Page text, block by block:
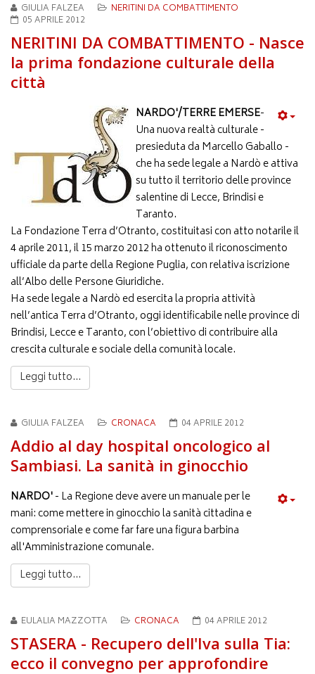
GIULIA FALZEA
NERITINI DA COMBATTIMENTO
05 APRILE 2012
NERITINI DA COMBATTIMENTO - Nasce
la prima fondazione culturale della
città
NARDO'/TERRE EMERSE-
Una nuova realtà culturale -
presieduta da Marcello Gaballo -
che ha sede legale a Nardò e attiva
su tutto il territorio delle province
salentine di Lecce, Brindisi e
Taranto.
La Fondazione Terra d’Otranto, costituitasi con atto notarile il
4 aprile 2011, il 15 marzo 2012 ha ottenuto il riconoscimento
ufficiale da parte della Regione Puglia, con relativa iscrizione
all’Albo delle Persone Giuridiche.
Ha sede legale a Nardò ed esercita la propria attività
nell’antica Terra d’Otranto, oggi identificabile nelle province di
Brindisi, Lecce e Taranto, con l’obiettivo di contribuire alla
crescita culturale e sociale della comunità locale.
Leggi tutto...
GIULIA FALZEA CRONACA 04 APRILE 2012
Addio al day hospital oncologico al
Sambiasi. La sanità in ginocchio
NARDO'- La Regione deve avere un manuale per le
mani: come mettere in ginocchio la sanità cittadina e
comprensoriale e come far fare una figura barbina
all'Amministrazione comunale.
Leggi tutto...
EULALIA MAZZOTTA CRONACA 04 APRILE 2012
STASERA - Recupero dell'Iva sulla Tia:
ecco il convegno per approfondire